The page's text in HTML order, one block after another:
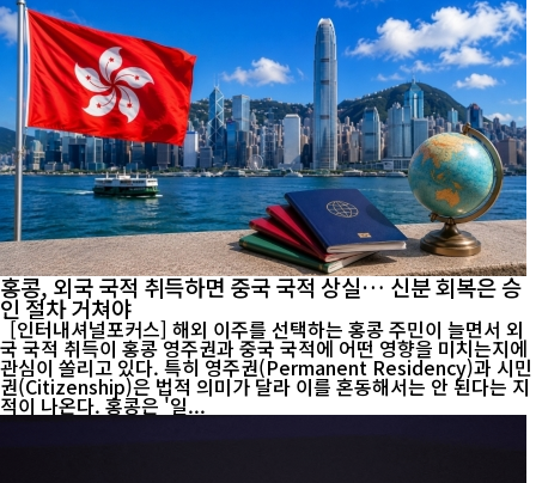
홍콩, 외국 국적 취득하면 중국 국적 상실… 신분 회복은 승
인 절차 거쳐야
[인터내셔널포커스] 해외 이주를 선택하는 홍콩 주민이 늘면서 외
국 국적 취득이 홍콩 영주권과 중국 국적에 어떤 영향을 미치는지에
관심이 쏠리고 있다. 특히 영주권(Permanent Residency)과 시민
권(Citizenship)은 법적 의미가 달라 이를 혼동해서는 안 된다는 지
적이 나온다. 홍콩은 '일...